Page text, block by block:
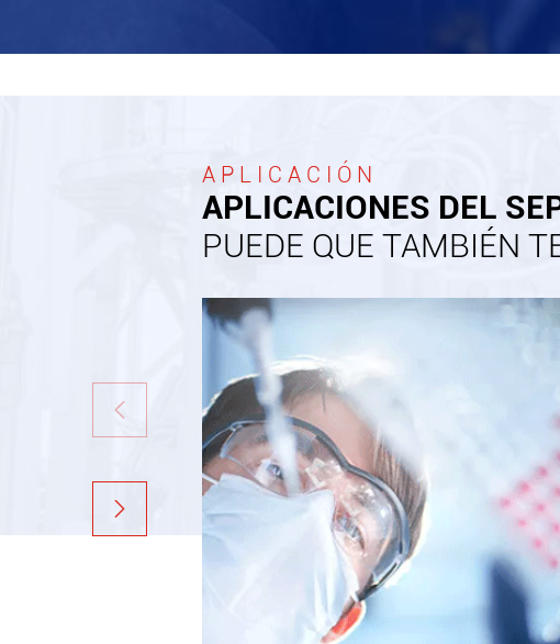
APLICACIÓN
APLICACIONES DEL
PUEDE QUE TAMBIÉN

